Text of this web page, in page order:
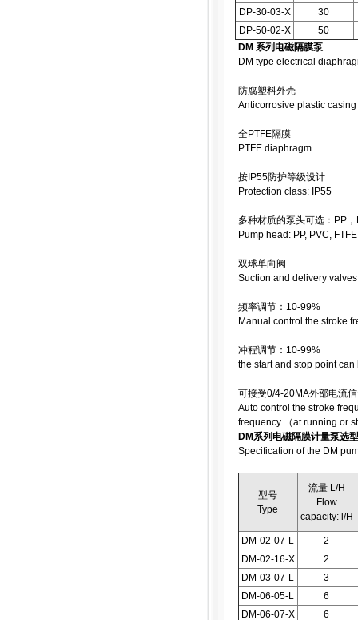
DP-30-03-X
30
DP-50-02-X
50
DM 系列电磁隔膜泵
DM type electrical
防腐塑料外壳
Anticorrosive plastic casing
全PTFE隔膜
PTFE diaphragm
按IP55防护等级设计
Protection class: IP55
多种材质的泵头可选：PP
Pump head: PP, PVC,
双球单向阀
Suction and delivery
频率调节：10-99%
Manual control the stroke
冲程调节：10-99%
the start and stop point
可接受0/4-20MA外部电流
Auto control the stroke
frequency （at running or
DM系列电磁隔膜计量泵选
Specification of the DM
型号
Type
流量 L/H
Flow
capacity: l/H
DM-02-07-L
2
DM-02-16-X
2
DM-03-07-L
3
DM-06-05-L
6
DM-06-07-X
6